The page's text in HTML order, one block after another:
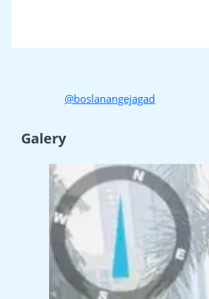
@boslanangejagad
Galery